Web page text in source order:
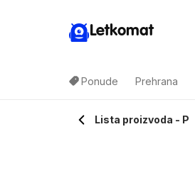
Letkomat
Ponude Prehrana
Lista proizvoda - P